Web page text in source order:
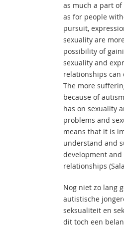
as much a part
as for people
pursuit,
sexuality are
possibility of
sexuality and
relationships
The more
because of
has on sexuality
problems and
means that it is
understand and
development
relationships
Nog niet zo lang
autistische
seksualiteit en
dit toch een